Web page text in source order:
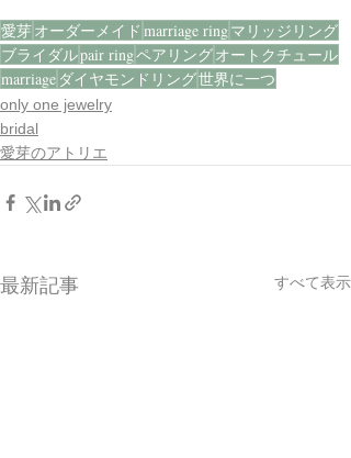
愛芽オーダーメイド marriage ringマリッジリング
ブライダルpair ringペアリングオートクチュール
marriage ダイヤモンドリング世界に一つ
only one jewelry
bridal
愛芽のアトリエ
最新記事 すべて表示